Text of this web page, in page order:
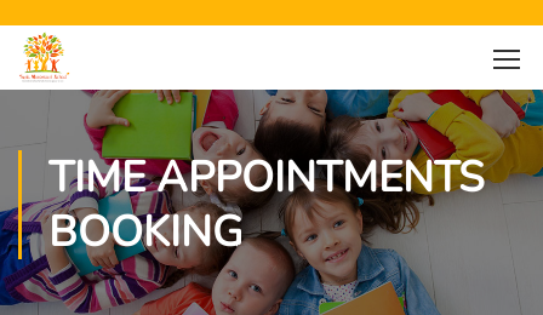
TIME APPOINTMENTS
BOOKING